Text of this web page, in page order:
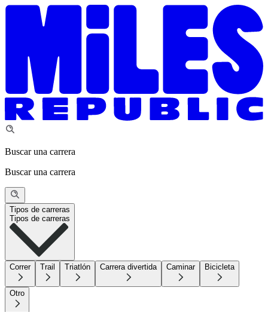
Buscar una carrera
Buscar una carrera
Tipos de carreras
Tipos de carreras
Correr Trail Triatlón Carrera divertida Caminar Bicicleta
Otro